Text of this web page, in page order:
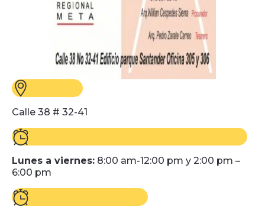
Calle 38 # 32-41
Lunes a viernes: 8:00 am-12:00 pm y 2:00 pm –
6:00 pm